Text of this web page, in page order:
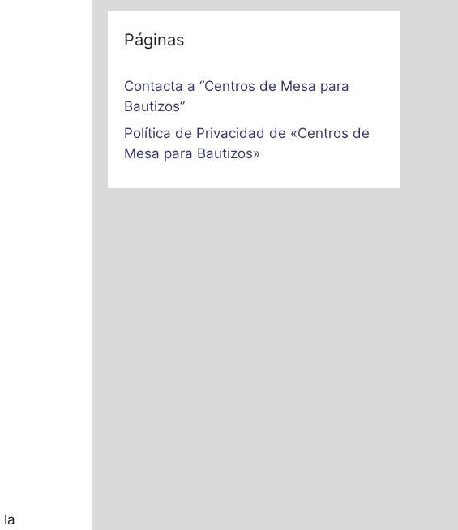
la
Páginas
Contacta a “Centros de Mesa para
Bautizos”
Política de Privacidad de «Centros de
Mesa para Bautizos»